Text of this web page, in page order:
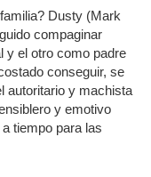
Dusty (Mark
compaginar
y el otro como padre
conseguir, se
autoritario y machista
y emotivo
tiempo para las